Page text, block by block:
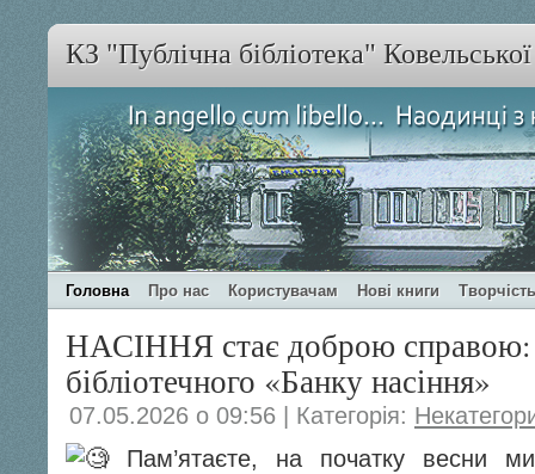
КЗ "Публічна бібліотека"
Головна Про нас Користувачам Нові книги
НАСІННЯ стає доброю справою:
бібліотечного «Банку насіння»
07.05.2026 о 09:56 | Категорія:
Пам’ятаєте, на початку весни